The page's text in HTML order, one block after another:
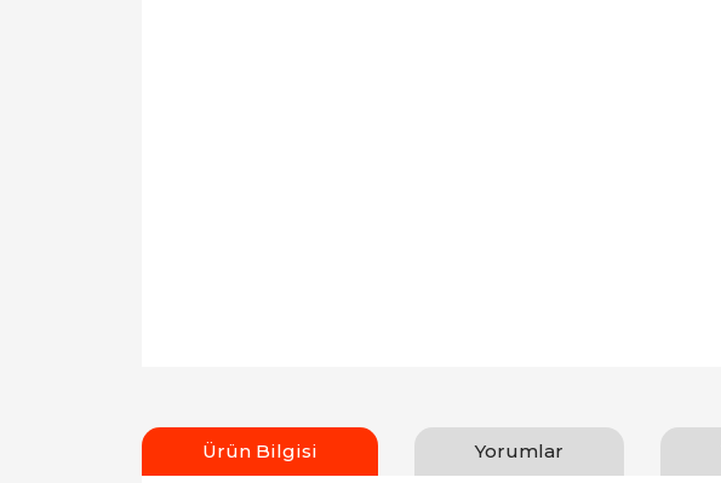
Ürün Bilgisi Yorumlar